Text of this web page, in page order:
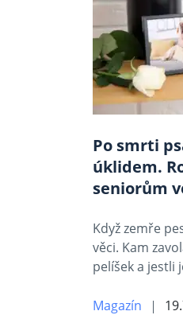
Po smrti
úklidem.
seniorům
Když zemře
věci. Kam
pelíšek a jestli
Magazín